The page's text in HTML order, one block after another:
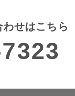
わせはこちら